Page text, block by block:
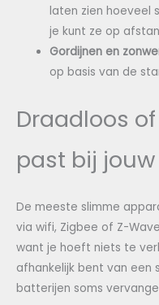
laten zien hoeveel
je kunt ze op
Gordijnen en
op basis van de
Draadloos
past bij
De meeste slimme
via wifi, Zigbee of Z-
want je hoeft niets te
afhankelijk bent van een
batterijen soms